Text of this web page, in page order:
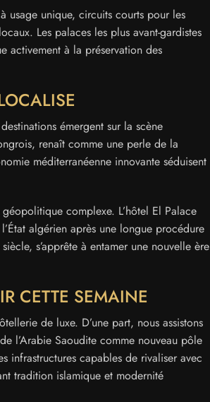
usage unique, circuits courts pour les
Les palaces les plus avant-gardistes
activement à la préservation des
émergent sur la scène
renaît comme une perle de la
méditerranéenne innovante séduisent
complexe. L’hôtel El Palace
algérien après une longue procédure
s’apprête à entamer une nouvelle ère
CETTE SEMAINE
de luxe. D’une part, nous assistons
l’Arabie Saoudite comme nouveau pôle
infrastructures capables de rivaliser avec
tradition islamique et modernité